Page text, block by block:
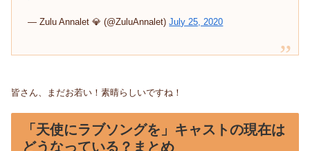
— Zulu Annalet 💎 (@ZuluAnnalet)July 25, 2020
皆さん、まだお若い！素晴らしいですね！
「天使にラブソングを」キャストの現在は
どうなっている？まとめ